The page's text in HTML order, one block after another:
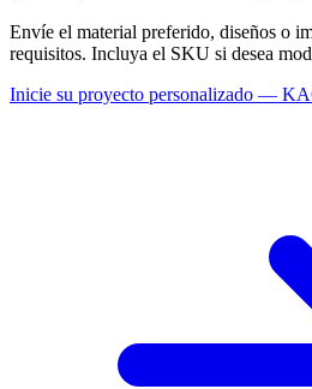
Envíe el material preferido, diseños o
requisitos. Incluya el SKU si desea
Inicie su proyecto personalizado —